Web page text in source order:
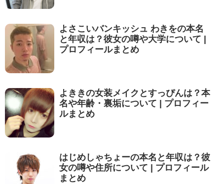
よさこいバンキッシュ わきをの本名
と年収は？彼女の噂や大学について |
プロフィールまとめ
よききの女装メイクとすっぴんは？本
名や年齢・裏垢について | プロフィー
ルまとめ
はじめしゃちょーの本名と年収は？彼
女の噂や住所について | プロフィール
まとめ